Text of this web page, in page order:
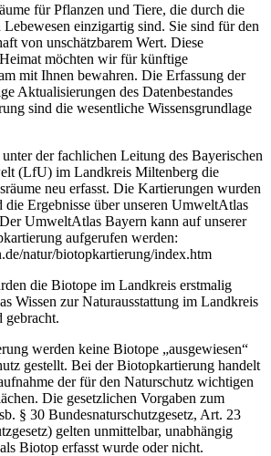
für Pflanzen und Tiere, die durch die
einzigartig sind. Sie sind für den
von unschätzbarem Wert. Diese
möchten wir für künftige
mit Ihnen bewahren. Die Erfassung der
Aktualisierungen des Datenbestandes
sind die wesentliche Wissensgrundlage
der fachlichen Leitung des Bayerischen
(LfU) im Landkreis Miltenberg die
neu erfasst. Die Kartierungen wurden
die Ergebnisse über unseren UmweltAtlas
UmweltAtlas Bayern kann auf unserer
aufgerufen werden:
natur/biotopkartierung/index.htm
die Biotope im Landkreis erstmalig
Wissen zur Naturausstattung im Landkreis
gebracht.
werden keine Biotope „ausgewiesen“
gestellt. Bei der Biotopkartierung handelt
der für den Naturschutz wichtigen
Die gesetzlichen Vorgaben zum
§ 30 Bundesnaturschutzgesetz, Art. 23
gelten unmittelbar, unabhängig
Biotop erfasst wurde oder nicht.